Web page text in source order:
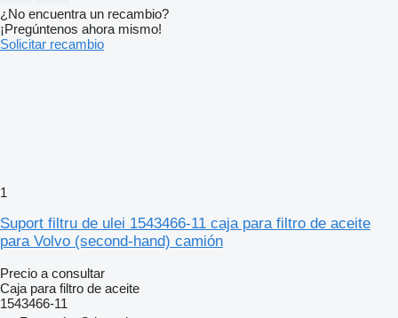
¿No encuentra un recambio?
¡Pregúntenos ahora mismo!
Solicitar recambio
1
Suport filtru de ulei 1543466-11 caja para filtro de aceite
para Volvo (second-hand) camión
Precio a consultar
Caja para filtro de aceite
1543466-11